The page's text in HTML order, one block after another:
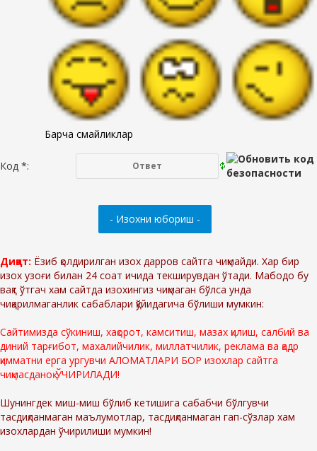
Барча смайликлар
Код *:
Диққат: Ёзиб қолдирилган изох дарров сайтга чиқмайди. Хар бир
изох узоғи билан 24 соат ичида текширувдан ўтади. Мабодо бу
вақт ўтгач хам сайтда изохингиз чиқмаган бўлса унда
чиқарилмаганлик сабаблари қўйидагича бўлиши мумкин:
Сайтимизда сўкиниш, хақорот, камситиш, мазах қилиш, салбий ва
диний тарғибот, махалийчилик, миллатчилик, реклама ва қадр
қимматни ерга ургувчи АЛОМАТЛАРИ БОР изохлар сайтга
чиқмасданоқ ЎЧИРИЛАДИ!
Шунингдек миш-миш бўлиб кетишига сабабчи бўлгувчи
тасдиқланмаган маълумотлар, тасдиқланмаган гап-сўзлар хам
изохлардан ўчирилиши мумкин!